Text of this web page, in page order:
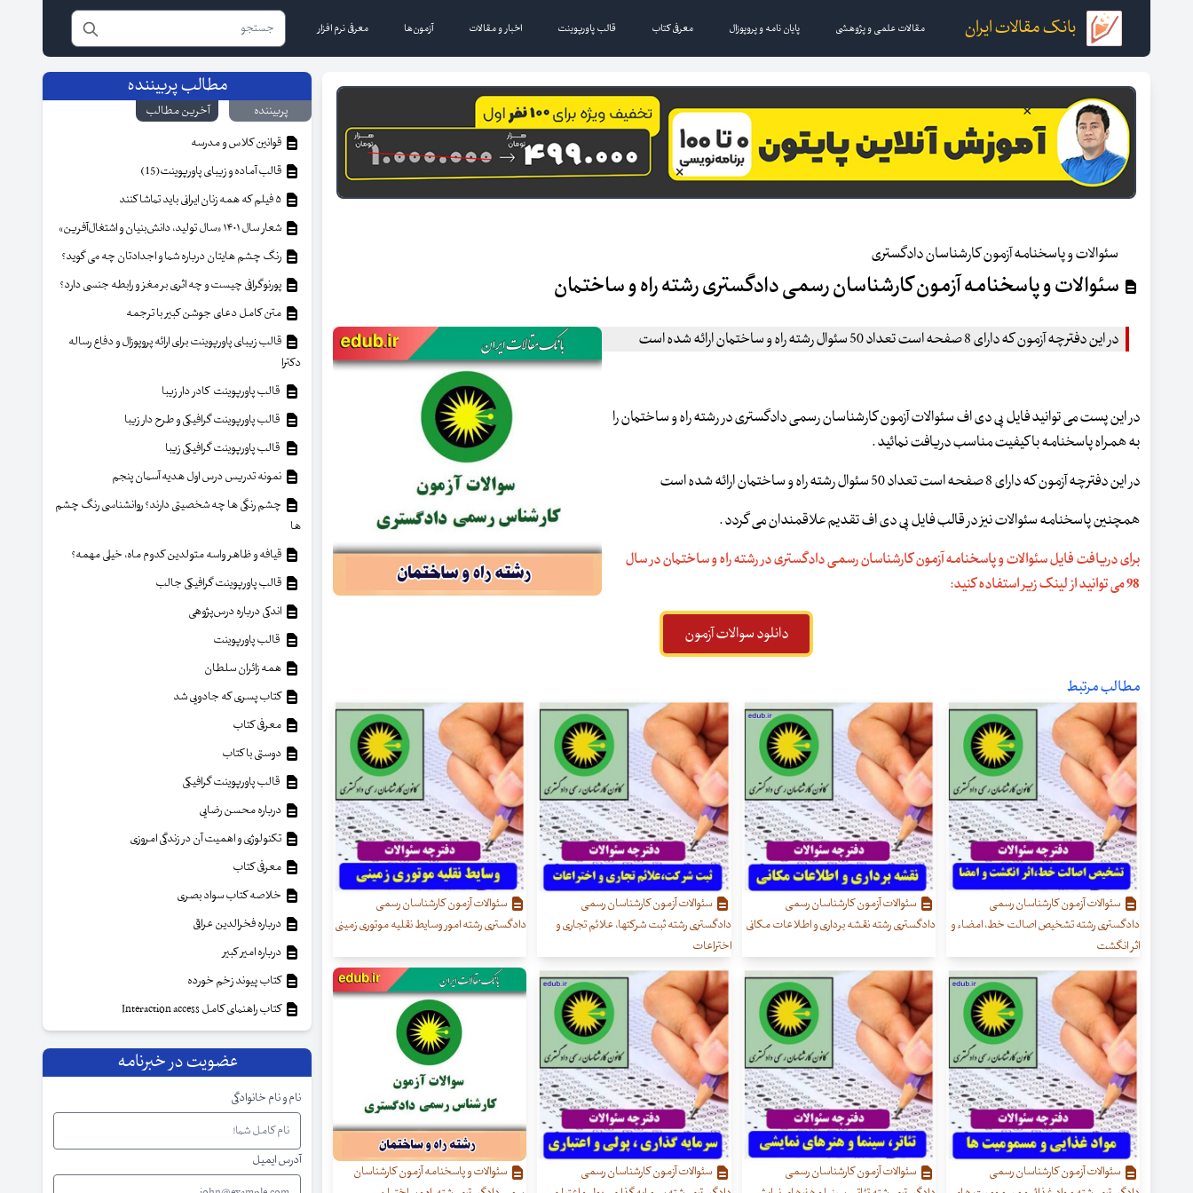
بانک مقالات ایران مقالات علمی و پژوهشی پایان نامه و پروپوزال معرفی کتاب قالب پاورپوینت اخبار و مقالات آزمون‌ها معرفی نرم افزار
سئوالات و پاسخنامه آزمون کارشناسان دادگستری
سئوالات و پاسخنامه آزمون کارشناسان رسمی دادگستری رشته راه و ساختمان
در این دفترچه آزمون که دارای 8 صفحه است تعداد 50 سئوال رشته راه و ساختمان ارائه شده است
در این پست می توانید فایل پی دی اف سئوالات آزمون کارشناسان رسمی دادگستری در رشته راه و ساختمان را
به همراه پاسخنامه با کیفیت مناسب دریافت نمائید .
در این دفترچه آزمون که دارای 8 صفحه است تعداد 50 سئوال رشته راه و ساختمان ارائه شده است
همچنین پاسخنامه سئوالات نیز در قالب فایل پی دی اف تقدیم علاقمندان می گردد .
برای دریافت فایل سئوالات و پاسخنامه آزمون کارشناسان رسمی دادگستری در رشته راه و ساختمان در سال
98 می توانید از لینک زیر استفاده کنید:
دانلود سوالات آزمون
مطالب مرتبط
سئوالات آزمون کارشناسان رسمی
دادگستری رشته تشخیص اصالت خط، امضاء و
اثر انگشت
سئوالات آزمون کارشناسان رسمی
دادگستری رشته نقشه برداری و اطلاعات مکانی
سئوالات آزمون کارشناسان رسمی
دادگستری رشته ثبت شرکتها، علائم تجاری و
اختراعات
سئوالات آزمون کارشناسان رسمی
دادگستری رشته امور وسایط نقلیه موتوری زمینی
سئوالات آزمون کارشناسان رسمی
سئوالات آزمون کارشناسان رسمی
سئوالات آزمون کارشناسان رسمی
سئوالات و پاسخنامه آزمون کارشناسان
مطالب پربیننده
پربیننده
آخرین مطالب
قوانین کلاس و مدرسه
قالب آماده و زیبای پاورپوینت(15)
شعار سال ۱۴۰۱ «سال تولید، دانش‌بنیان و اشتغال‌آفرین»
رنگ چشم هایتان درباره شما و اجدادتان چه می گوید؟
پورنوگرافی چیست و چه اثری بر مغز و رابطه جنسی دارد؟
متن کامل دعای جوشن کبیر با ترجمه
قالب زیبای پاورپوینت برای ارائه پروپوزال و دفاع رساله
دکترا
قالب پاورپوینت کادر دار زیبا
قالب پاورپوینت گرافیکی و طرح دار زیبا
قالب پاورپوینت گرافیکی زیبا
نمونه تدریس درس اول هدیه آسمان پنجم
چشم رنگی ها چه شخصیتی دارند؟ روانشناسی رنگ چشم
ها
قیافه و ظاهر واسه متولدین کدوم ماه، خیلی مهمه؟
قالب پاورپوینت گرافیکی جالب
اندکی درباره درس‌پژوهی
قالب پاورپوینت
همه زائران سلطان
کتاب پسری که جادویی شد
معرفی کتاب
دوستی با کتاب
قالب پاورپوینت گرافیکی
درباره محسن رضایی
تکنولوژی و اهمیت آن در زندگی امروزی
معرفی کتاب
خلاصه کتاب سواد بصری
درباره فخرالدین عراقی
درباره امیر کبیر
کتاب پیوند زخم خورده
کتاب راهنمای کامل Interaction access
عضویت در خبرنامه
نام و نام خانوادگی
آدرس ایمیل